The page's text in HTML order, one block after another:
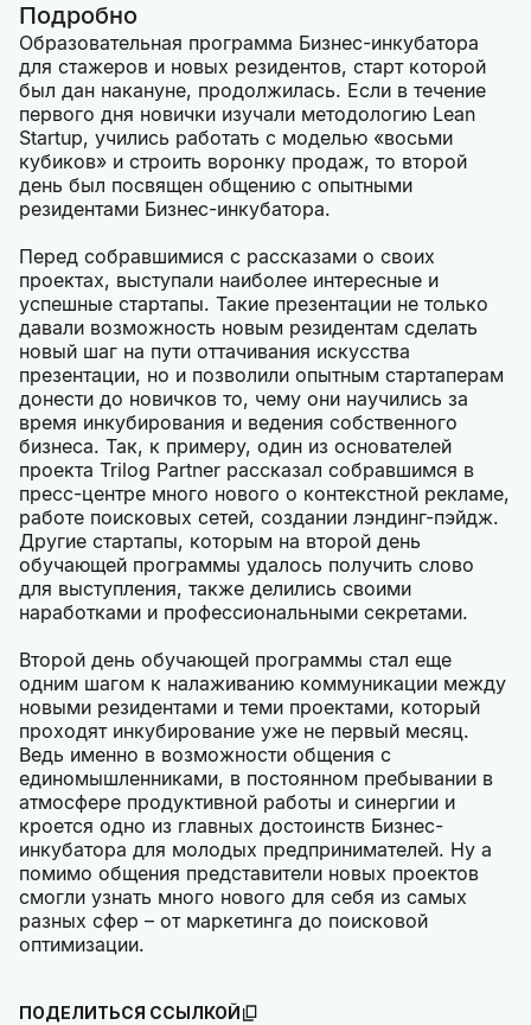
Подробно
Образовательная программа Бизнес-инкубатора
для стажеров и новых резидентов, старт которой
был дан накануне, продолжилась. Если в течение
первого дня новички изучали методологию Lean
Startup, учились работать с моделью «восьми
кубиков» и строить воронку продаж, то второй
день был посвящен общению с опытными
резидентами Бизнес-инкубатора.
Перед собравшимися с рассказами о своих
проектах, выступали наиболее интересные и
успешные стартапы. Такие презентации не только
давали возможность новым резидентам сделать
новый шаг на пути оттачивания искусства
презентации, но и позволили опытным стартаперам
донести до новичков то, чему они научились за
время инкубирования и ведения собственного
бизнеса. Так, к примеру, один из основателей
проекта Trilog Partner рассказал собравшимся в
пресс-центре много нового о контекстной рекламе,
работе поисковых сетей, создании лэндинг-пэйдж.
Другие стартапы, которым на второй день
обучающей программы удалось получить слово
для выступления, также делились своими
наработками и профессиональными секретами.
Второй день обучающей программы стал еще
одним шагом к налаживанию коммуникации между
новыми резидентами и теми проектами, который
проходят инкубирование уже не первый месяц.
Ведь именно в возможности общения с
единомышленниками, в постоянном пребывании в
атмосфере продуктивной работы и синергии и
кроется одно из главных достоинств Бизнес-
инкубатора для молодых предпринимателей. Ну а
помимо общения представители новых проектов
смогли узнать много нового для себя из самых
разных сфер – от маркетинга до поисковой
оптимизации.
ПОДЕЛИТЬСЯ ССЫЛКОЙ